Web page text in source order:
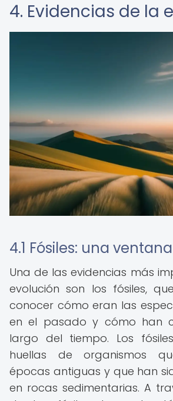
4. Evidencias de la
4.1 Fósiles: una
Una de las evidencias más
evolución son los fósiles,
conocer cómo eran las
en el pasado y cómo han
largo del tiempo. Los
huellas de organismos
épocas antiguas y que han
en rocas sedimentarias. A